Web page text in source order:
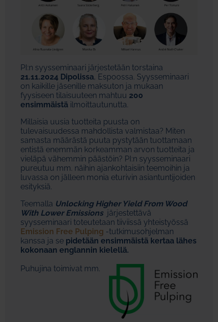
PI:n syysseminaari järjestetään torstaina
21.11.2024 Dipolissa, Espoossa. Syysseminaari
on kaikille jäsenille maksuton ja mukaan
fyysiseen tilaisuuteen mahtuu 200
ensimmäistä ilmoittautunutta.
Millaisia uusia tuotteita puusta on
tulevaisuudessa mahdollista valmistaa? Miten
samasta määrästä puuta pystytään tuottamaan
entistä enemmän korkeamman arvon tuotteita ja
vieläpä vähemmin päästöin? PI:n syysseminaari
pureutuu mm. näihin ajankohtaisiin teemoihin ja
luvassa on jälleen monia eturivin asiantuntijoiden
esityksiä.
Teemalla Unlocking Higher Yield From Wood
With Lower Emissions järjestettävä
syysseminaari toteutetaan tiiviissä yhteistyössä
Emission Free Pulping -tutkimusohjelman
kanssa ja se pidetään ensimmäistä kertaa lähes
kokonaan englannin kielellä.
Puhujina toimivat mm.